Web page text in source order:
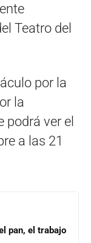
Teatro del
por la
la
podrá ver el
a las 21
pan, el trabajo